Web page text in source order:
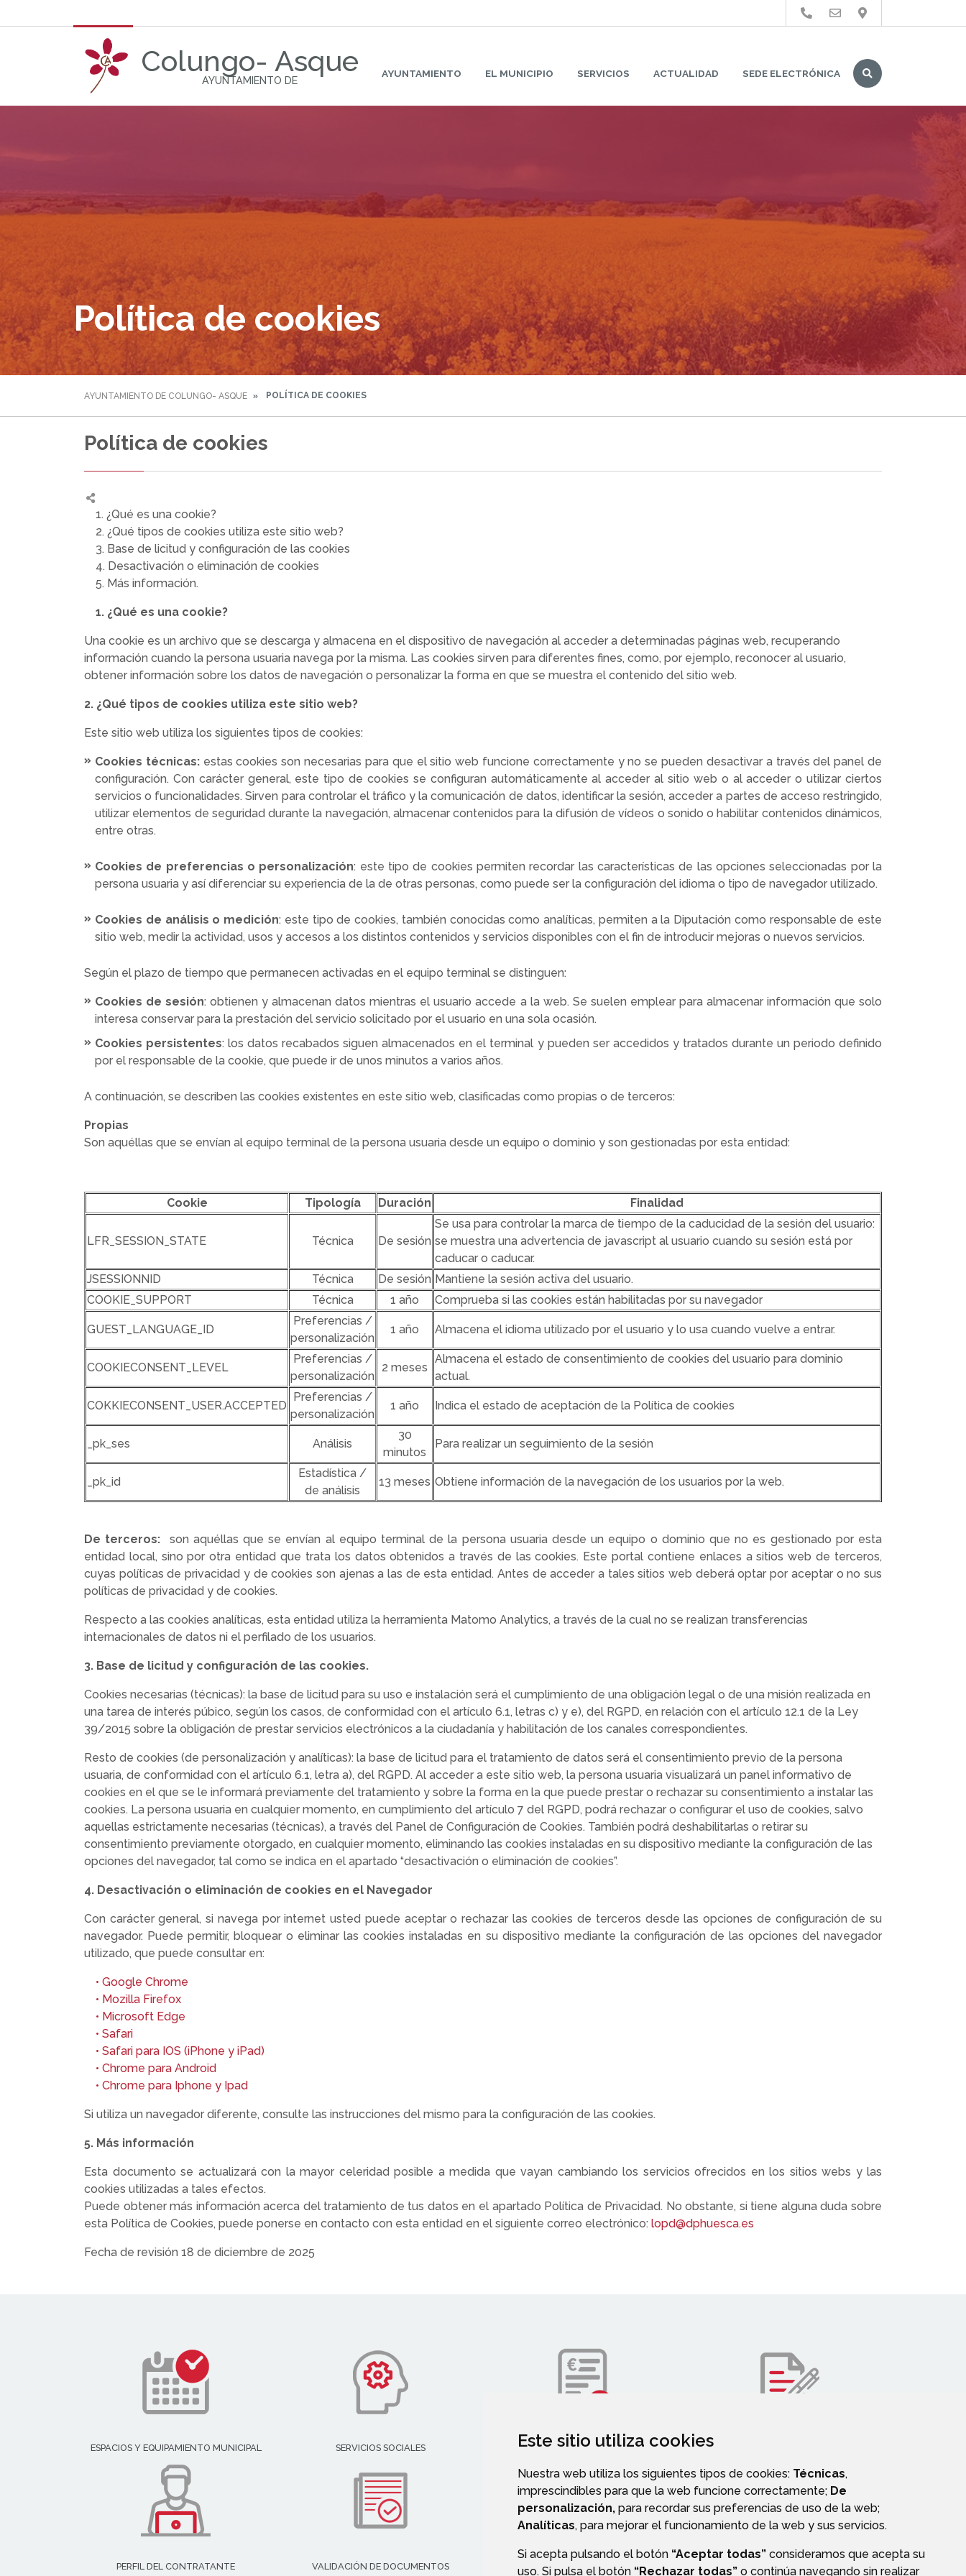
Este sitio utiliza cookies
Nuestra web utiliza los siguientes tipos de cookies: Técnicas,
imprescindibles para que la web funcione correctamente; De
personalización, para recordar sus preferencias de uso de la web;
Analíticas, para mejorar el funcionamiento de la web y sus servicios.
Si acepta pulsando el botón “Aceptar todas” consideramos que acepta su
uso. Si pulsa el botón “Rechazar todas” o continúa navegando sin realizar
Colungo- Asque
AYUNTAMIENTO DE
AYUNTAMIENTO EL MUNICIPIO SERVICIOS ACTUALIDAD SEDE ELECTRÓNICA
Buscar
Política de cookies
AYUNTAMIENTO DE COLUNGO- ASQUE POLÍTICA DE COOKIES
Política de cookies
1. ¿Qué es una cookie?
2. ¿Qué tipos de cookies utiliza este sitio web?
3. Base de licitud y configuración de las cookies
4. Desactivación o eliminación de cookies
5. Más información.
1. ¿Qué es una cookie?
Una cookie es un archivo que se descarga y almacena en el dispositivo de navegación al acceder a determinadas páginas web, recuperando
información cuando la persona usuaria navega por la misma. Las cookies sirven para diferentes fines, como, por ejemplo, reconocer al usuario,
obtener información sobre los datos de navegación o personalizar la forma en que se muestra el contenido del sitio web.
2. ¿Qué tipos de cookies utiliza este sitio web?
Este sitio web utiliza los siguientes tipos de cookies:
Cookies técnicas:estas cookies son necesarias para que el sitio web funcione correctamente y no se pueden desactivar a través del panel de
configuración. Con carácter general, este tipo de cookies se configuran automáticamente al acceder al sitio web o al acceder o utilizar ciertos
servicios o funcionalidades. Sirven para controlar el tráfico y la comunicación de datos, identificar la sesión, acceder a partes de acceso restringido,
utilizar elementos de seguridad durante la navegación, almacenar contenidos para la difusión de vídeos o sonido o habilitar contenidos dinámicos,
entre otras.
Cookies de preferencias o personalización: este tipo de cookies permiten recordar las características de las opciones seleccionadas por la
persona usuaria y así diferenciar su experiencia de la de otras personas, como puede ser la configuración del idioma o tipo de navegador utilizado.
Cookies de análisis o medición: este tipo de cookies, también conocidas como analíticas, permiten a la Diputación como responsable de este
sitio web, medir la actividad, usos y accesos a los distintos contenidos y servicios disponibles con el fin de introducir mejoras o nuevos servicios.
Según el plazo de tiempo que permanecen activadas en el equipo terminal se distinguen:
Cookies de sesión: obtienen y almacenan datos mientras el usuario accede a la web. Se suelen emplear para almacenar información que solo
interesa conservar para la prestación del servicio solicitado por el usuario en una sola ocasión.
Cookies persistentes: los datos recabados siguen almacenados en el terminal y pueden ser accedidos y tratados durante un periodo definido
por el responsable de la cookie, que puede ir de unos minutos a varios años.
A continuación, se describen las cookies existentes en este sitio web, clasificadas como propias o de terceros:
Propias
Son aquéllas que se envían al equipo terminal de la persona usuaria desde un equipo o dominio y son gestionadas por esta entidad:
Cookie Tipología Duración Finalidad
LFR_SESSION_STATE Técnica De sesión
Se usa para controlar la marca de tiempo de la caducidad de la sesión del usuario:
se muestra una advertencia de javascript al usuario cuando su sesión está por
caducar o caducar.
JSESSIONNID
Técnica De sesión Mantiene la sesión activa del usuario.
COOKIE_SUPPORT
Técnica 1 año Comprueba si las cookies están habilitadas por su navegador
GUEST_LANGUAGE_ID
Preferencias /
personalización
1 año Almacena el idioma utilizado por el usuario y lo usa cuando vuelve a entrar.
COOKIECONSENT_LEVEL
Preferencias /
personalización
2 meses
Almacena el estado de consentimiento de cookies del usuario para dominio
actual.
COKKIECONSENT_USER.ACCEPTED
Preferencias /
personalización
1 año Indica el estado de aceptación de la Política de cookies
_pk_ses Análisis
30
minutos
Para realizar un seguimiento de la sesión
_pk_id
Estadística /
de análisis
13 meses Obtiene información de la navegación de los usuarios por la web.
De terceros:
son aquéllas que se envían al equipo terminal de la persona usuaria desde un equipo o dominio que no es gestionado por esta
entidad local, sino por otra entidad que trata los datos obtenidos a través de las cookies. Este portal contiene enlaces a sitios web de terceros,
cuyas políticas de privacidad y de cookies son ajenas a las de esta entidad. Antes de acceder a tales sitios web deberá optar por aceptar o no sus
políticas de privacidad y de cookies.
Respecto a las cookies analíticas, esta entidad utiliza la herramienta Matomo Analytics, a través de la cual no se realizan transferencias
internacionales de datos ni el perfilado de los usuarios.
3. Base de licitud y configuración de las cookies.
Cookies necesarias (técnicas): la base de licitud para su uso e instalación será el cumplimiento de una obligación legal o de una misión realizada en
una tarea de interés púbico, según los casos, de conformidad con el artículo 6.1, letras c) y e), del RGPD, en relación con el artículo 12.1 de la Ley
39/2015 sobre la obligación de prestar servicios electrónicos a la ciudadanía y habilitación de los canales correspondientes.
Resto de cookies (de personalización y analíticas): la base de licitud para el tratamiento de datos será el consentimiento previo de la persona
usuaria, de conformidad con el artículo 6.1, letra a), del RGPD. Al acceder a este sitio web, la persona usuaria visualizará un panel informativo de
cookies en el que se le informará previamente del tratamiento y sobre la forma en la que puede prestar o rechazar su consentimiento a instalar las
cookies. La persona usuaria en cualquier momento, en cumplimiento del artículo 7 del RGPD, podrá rechazar o configurar el uso de cookies, salvo
aquellas estrictamente necesarias (técnicas), a través del Panel de Configuración de Cookies. También podrá deshabilitarlas o retirar su
consentimiento previamente otorgado, en cualquier momento, eliminando las cookies instaladas en su dispositivo mediante la configuración de las
opciones del navegador, tal como se indica en el apartado “desactivación o eliminación de cookies”.
4. Desactivación o eliminación de cookies en el Navegador
Con carácter general, si navega por internet usted puede aceptar o rechazar las cookies de terceros desde las opciones de configuración de su
navegador. Puede permitir, bloquear o eliminar las cookies instaladas en su dispositivo mediante la configuración de las opciones del navegador
utilizado, que puede consultar en:
• Google Chrome
• Mozilla Firefox
• Microsoft Edge
• Safari
• Safari para IOS (iPhone y iPad)
• Chrome para Android
• Chrome para Iphone y Ipad
Si utiliza un navegador diferente, consulte las instrucciones del mismo para la configuración de las cookies.
5. Más información
Esta documento se actualizará con la mayor celeridad posible a medida que vayan cambiando los servicios ofrecidos en los sitios webs y las
cookies utilizadas a tales efectos.
Puede obtener más información acerca del tratamiento de tus datos en el apartado Política de Privacidad. No obstante, si tiene alguna duda sobre
esta Política de Cookies, puede ponerse en contacto con esta entidad en el siguiente correo electrónico: lopd@dphuesca.es
Fecha de revisión 18 de diciembre de 2025
ESPACIOS Y EQUIPAMIENTO MUNICIPAL SERVICIOS SOCIALES TELÉFONOS DE INTERÉS
PERFIL DEL CONTRATANTE VALIDACIÓN DE DOCUMENTOS TRANSPARENCIA